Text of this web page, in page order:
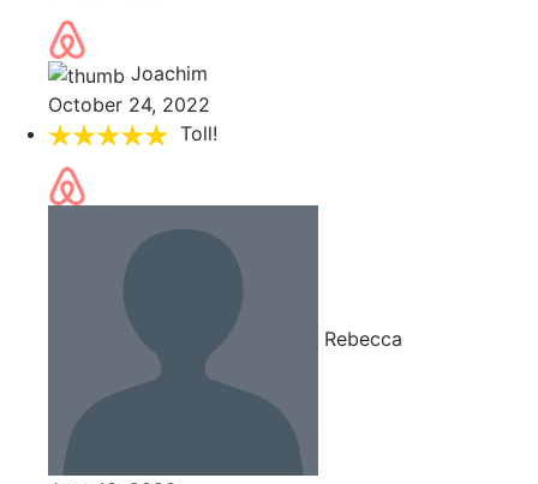
Joachim
October 24, 2022
Toll!
Rebecca